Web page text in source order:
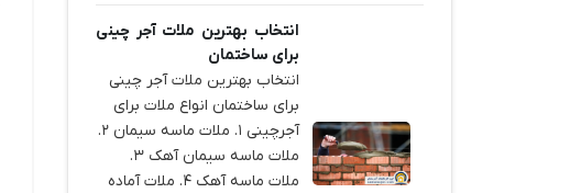
انتخاب بهترین ملات آجر چینی
برای ساختمان‌
انتخاب بهترین ملات آجر چینی
برای ساختمان‌ انواع ملات برای
آجرچینی ۱. ملات ماسه سیمان ۲.
ملات ماسه سیمان آهک ۳.
ملات ماسه آهک ۴. ملات آماده